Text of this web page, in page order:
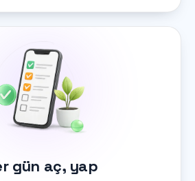
gün aç, yap